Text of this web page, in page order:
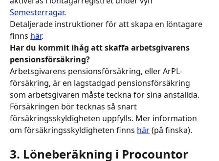
Semesterragar.
Detaljerade instruktioner för att skapa en löntagare
finns här.
Har du kommit ihåg att skaffa arbetsgivarens
pensionsförsäkring?
Arbetsgivarens pensionsförsäkring, eller ArPL-
försäkring, är en lagstadgad pensionsförsäkring
som arbetsgivaren måste teckna för sina anställda.
Försäkringen bör tecknas så snart
försäkringsskyldigheten uppfylls. Mer information
om försäkringsskyldigheten finns här (på finska).
3. Löneberäkning i Procountor